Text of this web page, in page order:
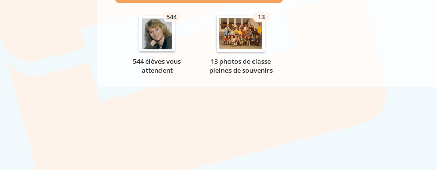
544
544 élèves vous
attendent
13
13 photos de classe
pleines de souvenirs